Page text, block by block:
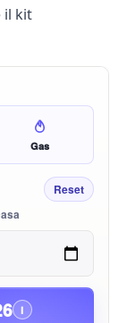
il kit
Gas
Reset
i